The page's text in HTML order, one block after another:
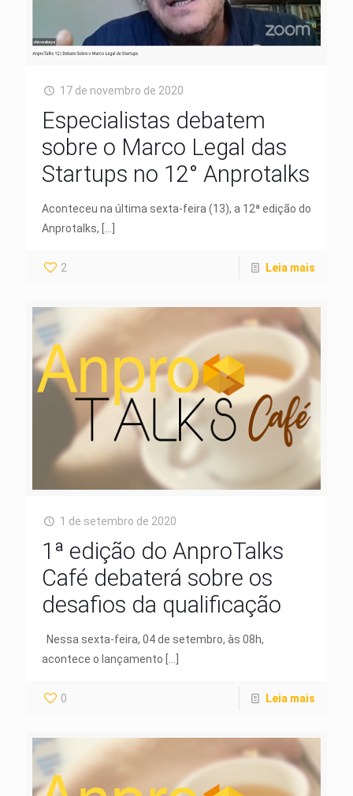
17 de novembro de 2020
Especialistas debatem
sobre o Marco Legal das
Startups no 12° Anprotalks
Aconteceu na última sexta-feira (13), a 12ª edição do
Anprotalks, […]
2 Leia mais
1 de setembro de 2020
1ª edição do AnproTalks
Café debaterá sobre os
desafios da qualificação
Nessa sexta-feira, 04 de setembro, às 08h,
acontece o lançamento
0 Leia mais